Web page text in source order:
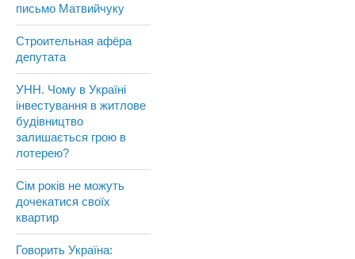
письмо Матвийчуку
Строительная афёра
депутата
УНН. Чому в Україні
інвестування в житлове
будівництво
залишається грою в
лотерею?
Сім років не можуть
дочекатися своїх
квартир
Говорить Україна: